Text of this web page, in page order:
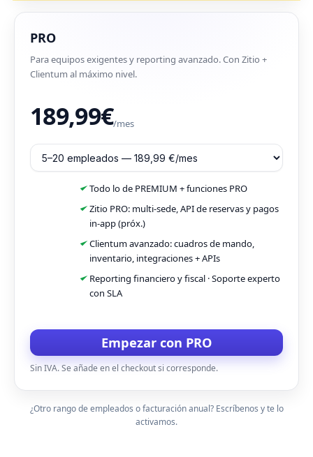
PRO
Para equipos exigentes y reporting avanzado. Con Zitio +
Clientum al máximo nivel.
189,99€/mes
Todo lo de PREMIUM + funciones PRO
Zitio PRO: multi-sede, API de reservas y pagos
in-app (próx.)
Clientum avanzado: cuadros de mando,
inventario, integraciones + APIs
Reporting financiero y fiscal · Soporte experto
con SLA
Empezar con PRO
Sin IVA. Se añade en el checkout si corresponde.
¿Otro rango de empleados o facturación anual? Escríbenos y te lo
activamos.